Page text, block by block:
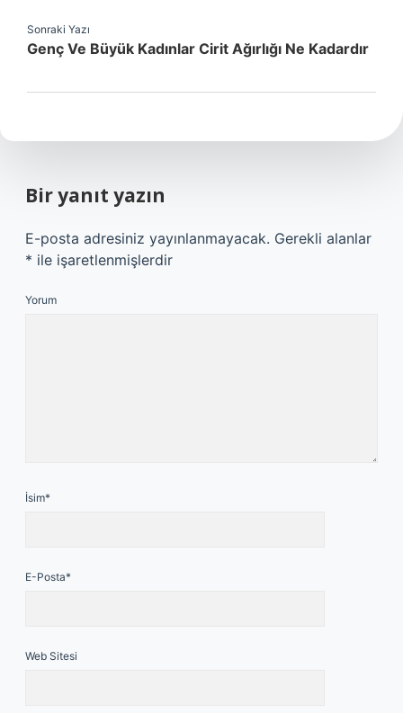
Sonraki Yazı
Genç Ve Büyük Kadınlar Cirit Ağırlığı Ne Kadardır
Bir yanıt yazın
E-posta adresiniz yayınlanmayacak. Gerekli alanlar
* ile işaretlenmişlerdir
Yorum
İsim*
E-Posta*
Web Sitesi